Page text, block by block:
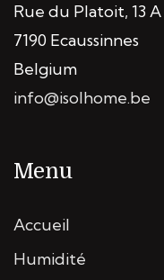
Rue du Platoit, 13 A
7190 Ecaussinnes
Belgium
info@isolhome.be
Menu
Accueil
Humidité